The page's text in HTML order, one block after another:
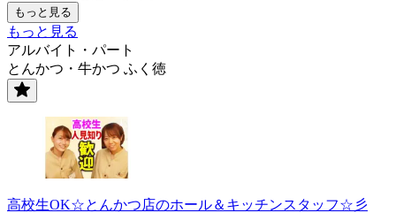
もっと見る
もっと見る
アルバイト・パート
とんかつ・牛かつ ふく徳
高校生OK☆とんかつ店のホール＆キッチンスタッフ☆彡